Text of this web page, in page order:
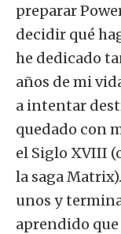
preparar
decidir qué
he dedicado
años de mi
a intentar
quedado con
el Siglo XVIII
la saga
unos y
aprendido